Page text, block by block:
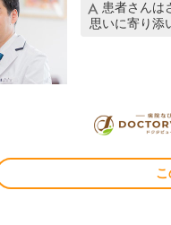
患者さんは
思いに寄り添